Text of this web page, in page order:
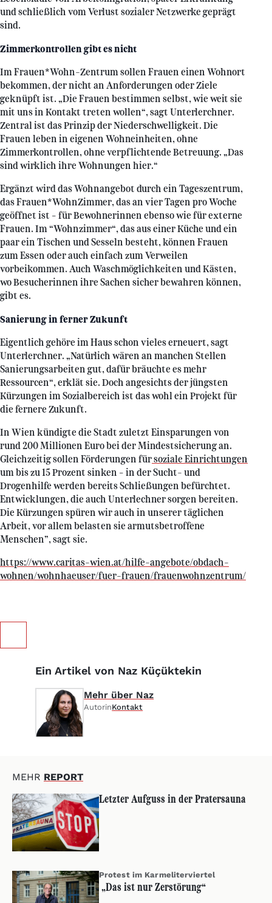
und schließlich vom Verlust sozialer Netzwerke geprägt
sind.
Zimmerkontrollen gibt es nicht
Im Frauen*Wohn-Zentrum sollen Frauen einen Wohnort
bekommen, der nicht an Anforderungen oder Ziele
geknüpft ist. „Die Frauen bestimmen selbst, wie weit sie
mit uns in Kontakt treten wollen“, sagt Unterlerchner.
Zentral ist das Prinzip der Niederschwelligkeit. Die
Frauen leben in eigenen Wohneinheiten, ohne
Zimmerkontrollen, ohne verpflichtende Betreuung. „Das
sind wirklich ihre Wohnungen hier.“
Ergänzt wird das Wohnangebot durch ein Tageszentrum,
das Frauen*WohnZimmer, das an vier Tagen pro Woche
geöffnet ist – für Bewohnerinnen ebenso wie für externe
Frauen. Im “Wohnzimmer“, das aus einer Küche und ein
paar ein Tischen und Sesseln besteht, können Frauen
zum Essen oder auch einfach zum Verweilen
vorbeikommen. Auch Waschmöglichkeiten und Kästen,
wo Besucherinnen ihre Sachen sicher bewahren können,
gibt es.
Sanierung in ferner Zukunft
Eigentlich gehöre im Haus schon vieles erneuert, sagt
Unterlerchner. „Natürlich wären an manchen Stellen
Sanierungsarbeiten gut, dafür bräuchte es mehr
Ressourcen“, erklät sie. Doch angesichts der jüngsten
Kürzungen im Sozialbereich ist das wohl ein Projekt für
die fernere Zukunft.
In Wien kündigte die Stadt zuletzt Einsparungen von
rund 200 Millionen Euro bei der Mindestsicherung an.
Gleichzeitig sollen Förderungen fürsoziale Einrichtungen
um bis zu 15 Prozent sinken – in der Sucht- und
Drogenhilfe werden bereits Schließungen befürchtet.
Entwicklungen, die auch Unterlechner sorgen bereiten.
Die Kürzungen spüren wir auch in unserer täglichen
Arbeit, vor allem belasten sie armutsbetroffene
Menschen”, sagt sie.
https://www.caritas-wien.at/hilfe-angebote/obdach-
wohnen/wohnhaeuser/fuer-frauen/frauenwohnzentrum/
Ein Artikel von Naz Küçüktekin
Mehr über Naz
AutorinKontakt
MEHR REPORT
Letzter Aufguss in der Pratersauna
Protest im Karmeliterviertel
„Das ist nur Zerstörung“